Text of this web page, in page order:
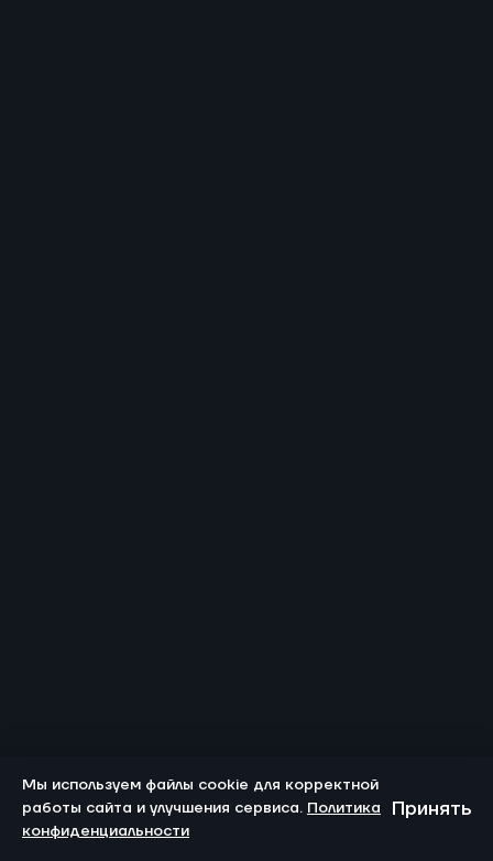
Мы используем файлы cookie для корректной
работы сайта и улучшения сервиса. Политика
конфиденциальности
Принять